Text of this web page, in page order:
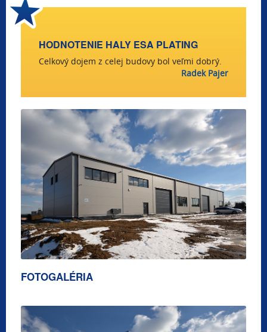
HODNOTENIE HALY ESA PLATING
Celkový dojem z celej budovy bol veľmi dobrý.
Radek Pajer
FOTOGALÉRIA